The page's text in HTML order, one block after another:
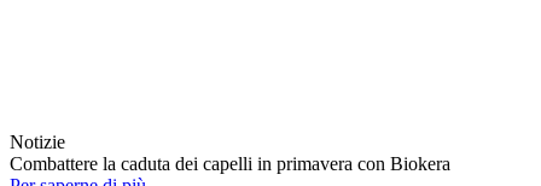
Notizie
Combattere la caduta dei capelli in primavera con Biokera